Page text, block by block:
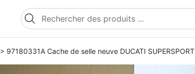
Recherche de produits
> 97180331A Cache de selle neuve DUCATI SUPERSPORT